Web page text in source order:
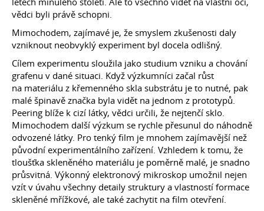
vědci byli právě schopni.
Mimochodem, zajímavé je, že smyslem zkušenosti daly
vzniknout neobvyklý experiment byl docela odlišný.
Cílem experimentu sloužila jako studium vzniku a chování
grafenu v dané situaci. Když výzkumníci začal růst
na materiálu z křemenného skla substrátu je to nutné, pak
malé špinavě značka byla vidět na jednom z prototypů.
Peering blíže k cizí látky, vědci určili, že nejtenčí sklo.
Mimochodem další výzkum se rychle přesunul do náhodně
odvozené látky. Pro tenký film je mnohem zajímavější než
původní experimentálního zařízení. Vzhledem k tomu, že
tloušťka skleněného materiálu je poměrně malé, je snadno
průsvitná. Výkonný elektronový mikroskop umožnil nejen
vzít v úvahu všechny detaily struktury a vlastností formace
skleněné mřížkové, ale také zachytit na film otevření.